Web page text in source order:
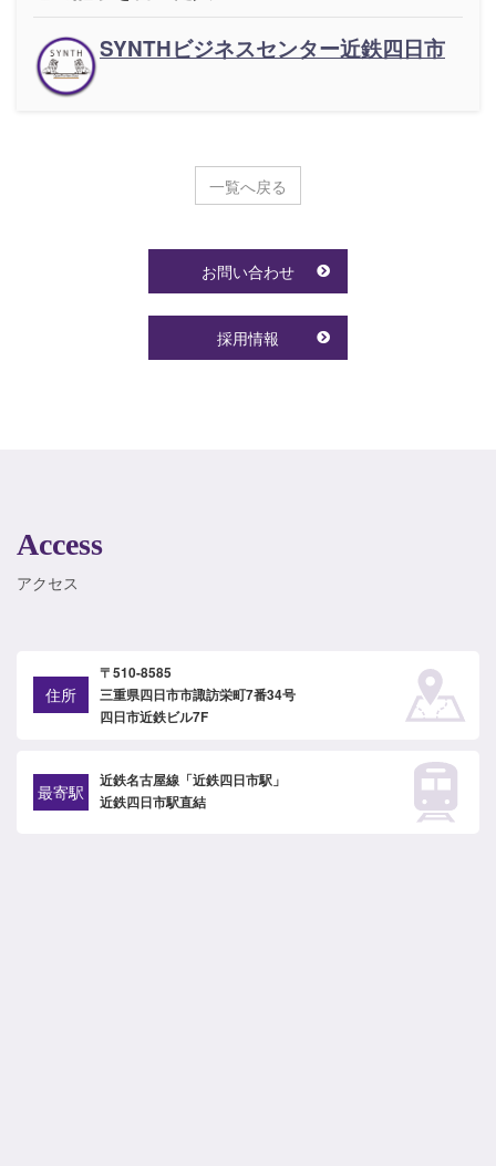
SYNTHビジネスセンター近鉄四日市
一覧へ戻る
お問い合わせ
採用情報
Access
アクセス
住所
〒510-8585
三重県四日市市諏訪栄町7番34号
四日市近鉄ビル7F
最寄駅
近鉄名古屋線「近鉄四日市駅」
近鉄四日市駅直結